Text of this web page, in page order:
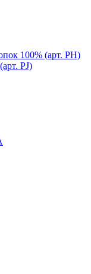
100% (арт. PH)
PJ)